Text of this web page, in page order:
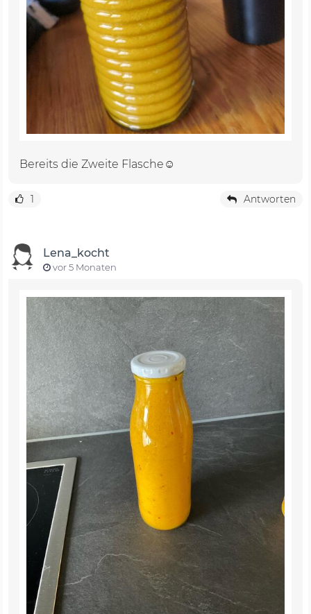
Bereits die Zweite Flasche☺️
1 Antworten
Lena_kocht
vor 5 Monaten